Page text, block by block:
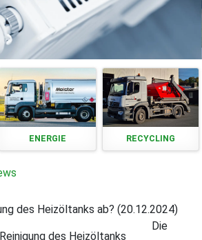
ENERGIE RECYCLING
des Heizöltanks ab? (20.12.2024)
Die